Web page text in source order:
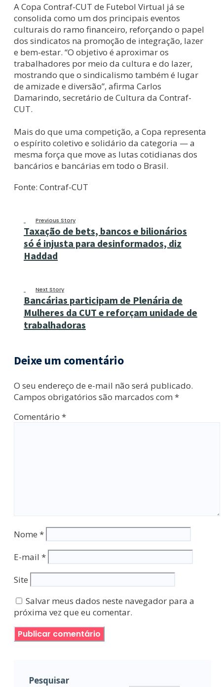
A Copa Contraf-CUT de Futebol Virtual já se
consolida como um dos principais eventos
culturais do ramo financeiro, reforçando o papel
dos sindicatos na promoção de integração, lazer
e bem-estar. “O objetivo é aproximar os
trabalhadores por meio da cultura e do lazer,
mostrando que o sindicalismo também é lugar
de amizade e diversão”, afirma Carlos
Damarindo, secretário de Cultura da Contraf-
CUT.
Mais do que uma competição, a Copa representa
o espírito coletivo e solidário da categoria — a
mesma força que move as lutas cotidianas dos
bancários e bancárias em todo o Brasil.
Fonte: Contraf-CUT
Previous Story
Taxação de bets, bancos e bilionários
só é injusta para desinformados, diz
Haddad
Next Story
Bancárias participam de Plenária de
Mulheres da CUT e reforçam unidade de
trabalhadoras
Deixe um comentário
O seu endereço de e-mail não será publicado.
Campos obrigatórios são marcados com *
Comentário *
Nome *
E-mail *
Site
Salvar meus dados neste navegador para a
próxima vez que eu comentar.
Pesquisar